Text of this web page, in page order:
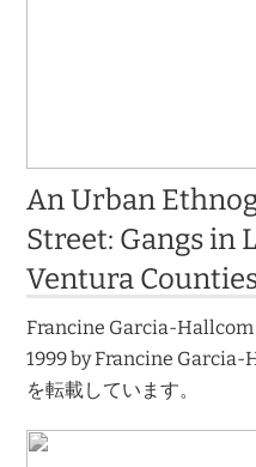
An Urban
Street: Gangs in
Ventura
Francine Garcia-
1999 by Francine
を転載しています。